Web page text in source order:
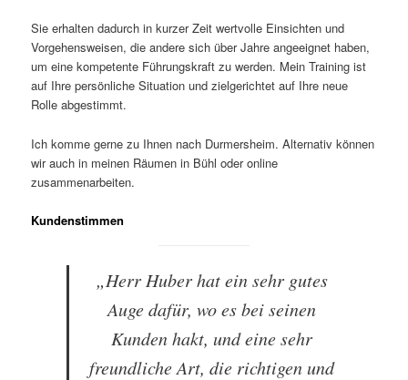
Sie erhalten dadurch in kurzer Zeit wertvolle Einsichten und
Vorgehensweisen, die andere sich über Jahre angeeignet haben,
um eine kompetente Führungskraft zu werden. Mein Training ist
auf Ihre persönliche Situation und zielgerichtet auf Ihre neue
Rolle abgestimmt.
Ich komme gerne zu Ihnen nach Durmersheim. Alternativ können
wir auch in meinen Räumen in Bühl oder online
zusammenarbeiten.
Kundenstimmen
„Herr Huber hat ein sehr gutes
Auge dafür, wo es bei seinen
Kunden hakt, und eine sehr
freundliche Art, die richtigen und